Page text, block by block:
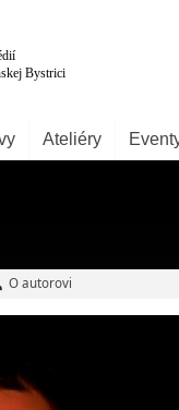
Ateliéry
O autorovi